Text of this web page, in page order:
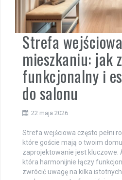
Strefa
mieszkaniu: jak
funkcjonalny i
do salonu
22 maja 2026
Strefa wejściowa często pełni
które goście mają o twoim
zaprojektowanie jest kluczowe.
która harmonijnie łączy
zwrócić uwagę na kilka